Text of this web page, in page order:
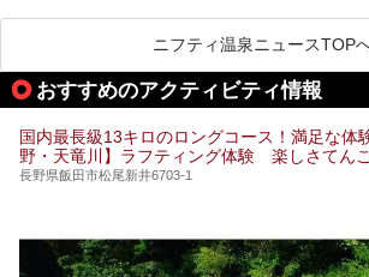
ライベートに楽しめる非日常感が味
道向かいの「よろづや」の大浴場「
「湯田中大湯」も利用ができます。
極上のお湯に浸り上質なお料理に舌
い湯田中温泉「松籟荘」を、実際に
ニフティ温泉ニュースTOP
おすすめのアクティビティ情報
国内最長級13キロのロングコース！満足な体
野・天竜川】ラフティング体験 楽しさてん
長野県飯田市松尾新井6703-1